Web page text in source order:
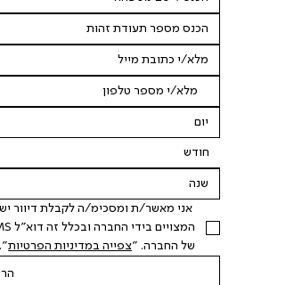
חודש
של החברה. "צפייה במדיניות הפרטיות".